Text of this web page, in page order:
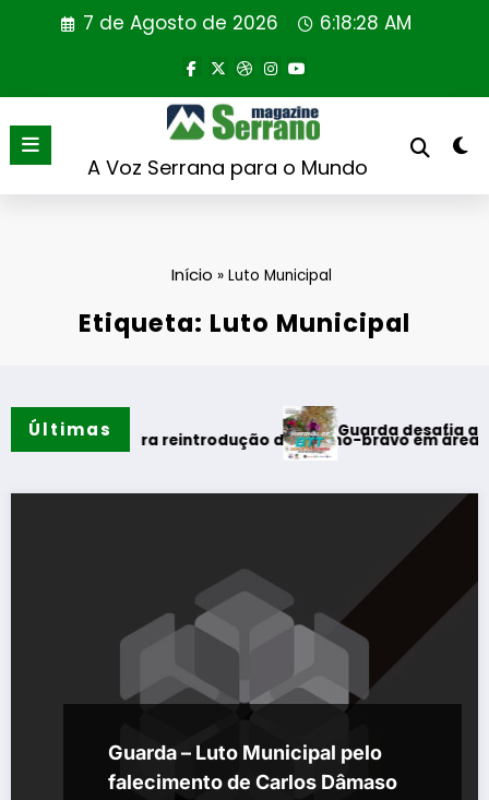
7 de Agosto de 2026 6:18:28 AM
A Voz Serrana para o Mundo
Início »Luto Municipal
Etiqueta: Luto Municipal
Últimas
primeira reintrodução de coelho-bravo em área rewilding
Guarda desafia amantes
Guarda – Luto Municipal pelo
falecimento de Carlos Dâmaso